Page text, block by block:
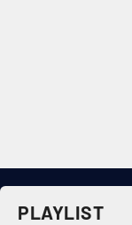
PLAYLIST